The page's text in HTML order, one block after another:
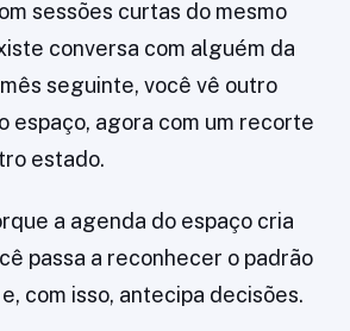
sessões curtas do mesmo
conversa com alguém da
seguinte, você vê outro
espaço, agora com um recorte
estado.
a agenda do espaço cria
passa a reconhecer o padrão
com isso, antecipa decisões.